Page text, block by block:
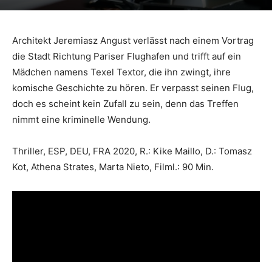
Architekt Jeremiasz Angust verlässt nach einem Vortrag
die Stadt Richtung Pariser Flughafen und trifft auf ein
Mädchen namens Texel Textor, die ihn zwingt, ihre
komische Geschichte zu hören. Er verpasst seinen Flug,
doch es scheint kein Zufall zu sein, denn das Treffen
nimmt eine kriminelle Wendung.
Thriller, ESP, DEU, FRA 2020, R.: Kike Maillo, D.: Tomasz
Kot, Athena Strates, Marta Nieto, Filml.: 90 Min.